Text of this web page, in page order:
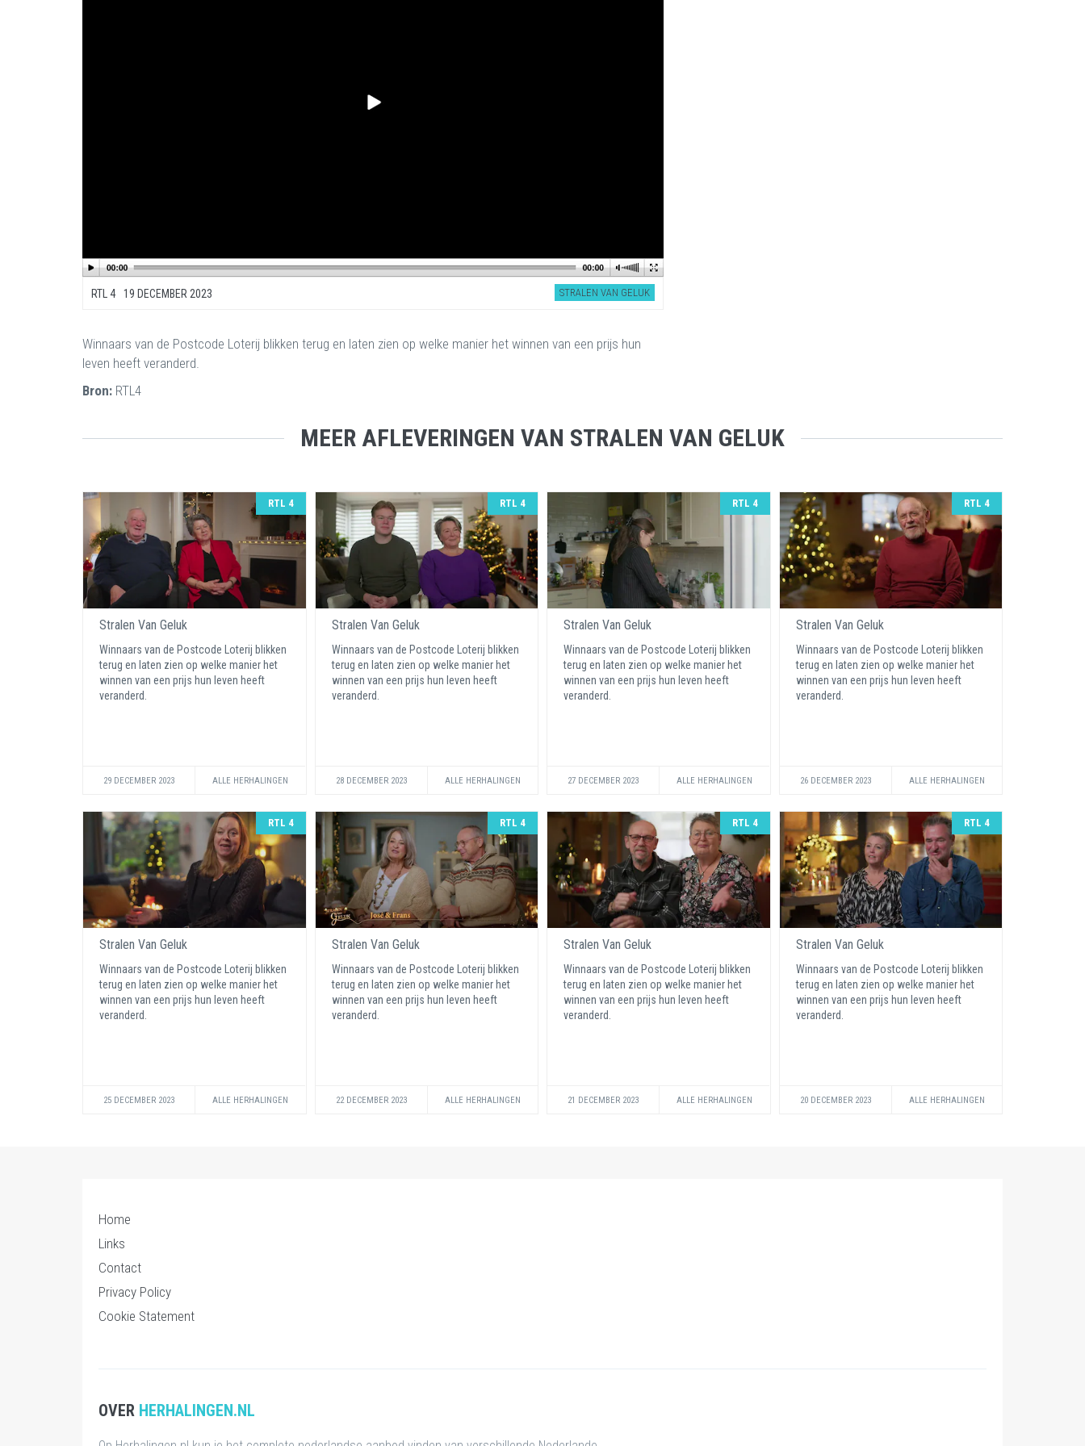
RTL 4 19 DECEMBER 2023 STRALEN VAN GELUK
Winnaars van de Postcode Loterij blikken terug en laten zien op welke manier het winnen van een prijs hun
leven heeft veranderd.
Bron: RTL4
MEER AFLEVERINGEN VAN STRALEN VAN GELUK
RTL 4
Stralen Van Geluk
Winnaars van de Postcode Loterij blikken
terug en laten zien op welke manier het
winnen van een prijs hun leven heeft
veranderd.
29 DECEMBER 2023 ALLE HERHALINGEN
RTL 4
Stralen Van Geluk
Winnaars van de Postcode Loterij blikken
terug en laten zien op welke manier het
winnen van een prijs hun leven heeft
veranderd.
28 DECEMBER 2023 ALLE HERHALINGEN
RTL 4
Stralen Van Geluk
Winnaars van de Postcode Loterij blikken
terug en laten zien op welke manier het
winnen van een prijs hun leven heeft
veranderd.
27 DECEMBER 2023 ALLE HERHALINGEN
RTL 4
Stralen Van Geluk
Winnaars van de Postcode Loterij blikken
terug en laten zien op welke manier het
winnen van een prijs hun leven heeft
veranderd.
26 DECEMBER 2023 ALLE HERHALINGEN
RTL 4
Stralen Van Geluk
Winnaars van de Postcode Loterij blikken
terug en laten zien op welke manier het
winnen van een prijs hun leven heeft
veranderd.
25 DECEMBER 2023 ALLE HERHALINGEN
RTL 4
Stralen Van Geluk
Winnaars van de Postcode Loterij blikken
terug en laten zien op welke manier het
winnen van een prijs hun leven heeft
veranderd.
22 DECEMBER 2023 ALLE HERHALINGEN
RTL 4
Stralen Van Geluk
Winnaars van de Postcode Loterij blikken
terug en laten zien op welke manier het
winnen van een prijs hun leven heeft
veranderd.
21 DECEMBER 2023 ALLE HERHALINGEN
RTL 4
Stralen Van Geluk
Winnaars van de Postcode Loterij blikken
terug en laten zien op welke manier het
winnen van een prijs hun leven heeft
veranderd.
20 DECEMBER 2023 ALLE HERHALINGEN
Home
Links
Contact
Privacy Policy
Cookie Statement
OVER HERHALINGEN.NL